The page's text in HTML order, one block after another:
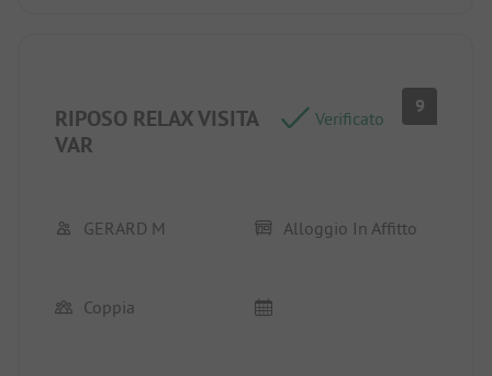
RIPOSO RELAX VISITA
VAR
Verificato
9
GERARD M Alloggio In Affitto
Coppia